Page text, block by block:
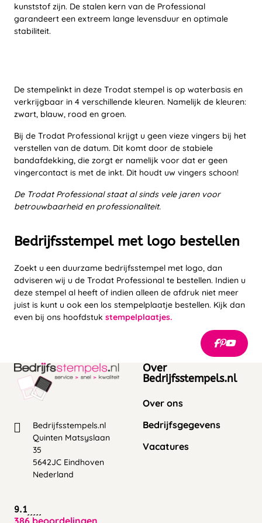
kunststof zijn. De stalen kern van de Professional
garandeert een extreem lange levensduur en optimale
stabiliteit.
De stempelinkt in deze Trodat stempel is op waterbasis en
verkrijgbaar in 4 verschillende kleuren. Namelijk de kleuren:
zwart, blauw, rood en groen.
Bij de Trodat Professional krijgt u geen vieze vingers bij het
verstellen van de datum. Dit komt door de stabiele
bandafdekking, die zorgt er namelijk voor dat er geen
vingercontact is met de inkt. Dit houdt uw vingers schoon!
De Trodat Professional staat al sinds vele jaren voor
betrouwbaarheid en professionaliteit.
Bedrijfsstempel met logo bestellen
Zoekt u een duurzame bedrijfsstempel met logo, dan
adviseren wij u de Trodat Professional te bestellen. Indien u
deze stempel al heeft of indien alleen de afdruk niet meer
juist is kunt u ook een los stempelplaatje bestellen. Kijk dan
even bij ons hoofdstuk stempelplaatjes.
Bedrijfsstempels.nl
Quinten Matsyslaan
35
5642JC Eindhoven
Nederland
9.1
386 beoordelingen
Over
Bedrijfsstempels.nl
Over ons
Bedrijfsgegevens
Vacatures